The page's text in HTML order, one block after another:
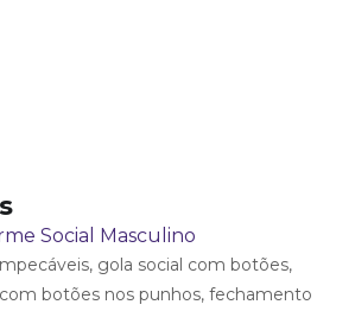
Social Masculino
gola social com botões,
botões nos punhos, fechamento